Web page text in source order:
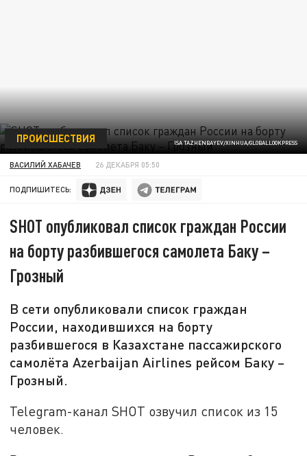
ISA TAZHENBAYEV/XINHUA/GLOBALLOOKPRESS
ПРОИСШЕСТВИЯ
ВАСИЛИЙ ХАБАЧЕВ 26 ДЕКАБРЯ 05:50
ПОДПИШИТЕСЬ:
SHOT опубликовал список граждан России
на борту разбившегося самолета Баку –
Грозный
В сети опубликовали список граждан
России, находившихся на борту
разбившегося в Казахстане пассажирского
самолёта Azerbaijan Airlines рейсом Баку –
Грозный.
Telegram-канал SHOT озвучил список из 15
человек.